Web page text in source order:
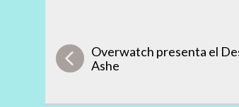
Overwatch presenta el
Ashe